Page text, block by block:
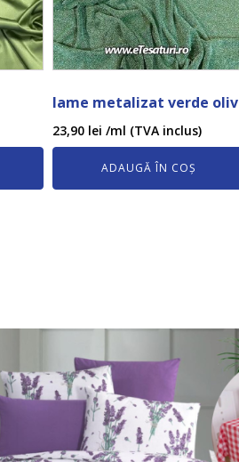
lame metalizat verde oliv
23,90 lei /ml (TVA inclus)
ADAUGĂ ÎN COȘ